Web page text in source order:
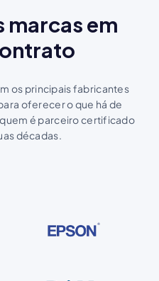
marcas em
os principais fabricantes
oferecer o que há de
é parceiro certificado
décadas.